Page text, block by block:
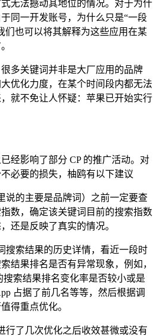
无法撼动其地位的情况。对于为什
同一开发账号，为什么只是“一段
们也可以将其解释为这些应用在某
多关键词并非是大厂应用的品牌
优化力度，在某个时间段内都无法
就不免让人怀疑：苹果已开始实行
经影响了部分 CP 的推广活动。对
必要的损失，柚鸥有以下建议
说的主要是品牌词）之前一定要查
数，确定该关键词目前的搜索指数
还是反映了真实的情况。
搜索结果的历史详情，看近一段时
结果排名是否有异常现象，例如，
索结果排名变化率是否较小或是
占据了前几名等等，然后根据调
得重点优化。
行了几次优化之后收效甚微或没有